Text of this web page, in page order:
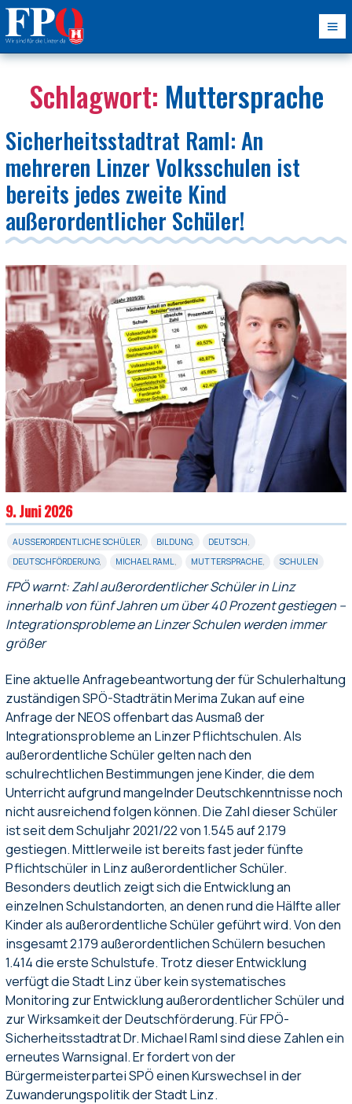
Schlagwort: Muttersprache
Sicherheitsstadtrat Raml: An
mehreren Linzer Volksschulen ist
bereits jedes zweite Kind
außerordentlicher Schüler!
9. Juni 2026
AUSSERORDENTLICHE SCHÜLER , BILDUNG, DEUTSCH,
DEUTSCHFÖRDERUNG, MICHAEL RAML, MUTTERSPRACHE, SCHULEN
FPÖ warnt: Zahl außerordentlicher Schüler in Linz
innerhalb von fünf Jahren um über 40 Prozent gestiegen –
Integrationsprobleme an Linzer Schulen werden immer
größer
Eine aktuelle Anfragebeantwortung der für Schulerhaltung
zuständigen SPÖ-Stadträtin Merima Zukan auf eine
Anfrage der NEOS offenbart das Ausmaß der
Integrationsprobleme an Linzer Pflichtschulen. Als
außerordentliche Schüler gelten nach den
schulrechtlichen Bestimmungen jene Kinder, die dem
Unterricht aufgrund mangelnder Deutschkenntnisse noch
nicht ausreichend folgen können. Die Zahl dieser Schüler
ist seit dem Schuljahr 2021/22 von 1.545 auf 2.179
gestiegen. Mittlerweile ist bereits fast jeder fünfte
Pflichtschüler in Linz außerordentlicher Schüler.
Besonders deutlich zeigt sich die Entwicklung an
einzelnen Schulstandorten, an denen rund die Hälfte aller
Kinder als außerordentliche Schüler geführt wird. Von den
insgesamt 2.179 außerordentlichen Schülern besuchen
1.414 die erste Schulstufe. Trotz dieser Entwicklung
verfügt die Stadt Linz über kein systematisches
Monitoring zur Entwicklung außerordentlicher Schüler und
zur Wirksamkeit der Deutschförderung. Für FPÖ-
Sicherheitsstadtrat Dr. Michael Raml sind diese Zahlen ein
erneutes Warnsignal. Er fordert von der
Bürgermeisterpartei SPÖ einen Kurswechsel in der
Zuwanderungspolitik der Stadt Linz.